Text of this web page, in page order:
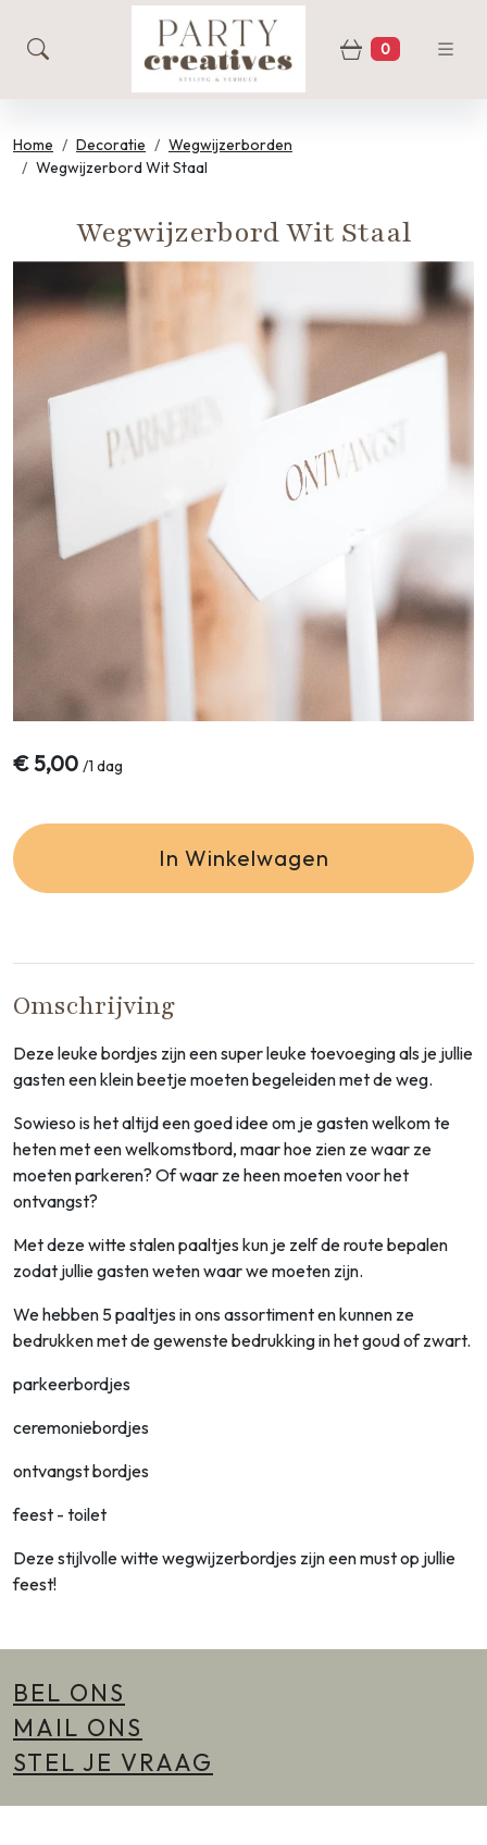
zoeken
0
Home Decoratie
Wegwijzerborden
Wegwijzerbord Wit Staal
Wegwijzerbord Wit Staal
€5,00 /1 dag
In Winkelwagen
Omschrijving
Deze leuke bordjes zijn een super leuke toevoeging als je jullie
gasten een klein beetje moeten begeleiden met de weg.
Sowieso is het altijd een goed idee om je gasten welkom te
heten met een welkomstbord, maar hoe zien ze waar ze
moeten parkeren? Of waar ze heen moeten voor het
ontvangst?
Met deze witte stalen paaltjes kun je zelf de route bepalen
zodat jullie gasten weten waar we moeten zijn.
We hebben 5 paaltjes in ons assortiment en kunnen ze
bedrukken met de gewenste bedrukking in het goud of zwart.
parkeerbordjes
ceremoniebordjes
ontvangst bordjes
feest - toilet
Deze stijlvolle witte wegwijzerbordjes zijn een must op jullie
feest!
BEL ONS
MAIL ONS
STEL JE VRAAG